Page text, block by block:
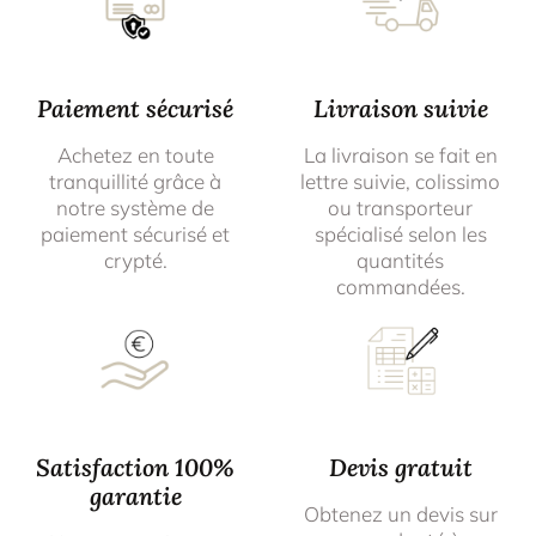
Paiement sécurisé
Achetez en toute
tranquillité grâce à
notre système de
paiement sécurisé et
crypté.
Livraison suivie
La livraison se fait en
lettre suivie, colissimo
ou transporteur
spécialisé selon les
quantités
commandées.
Satisfaction 100%
garantie
Devis gratuit
Obtenez un devis sur